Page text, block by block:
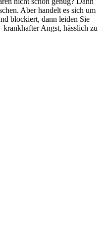
Aber handelt es sich um
blockiert, dann leiden Sie
Angst, hässlich zu